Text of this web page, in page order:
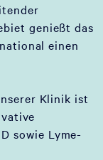
genießt das
einen
Klinik ist
sowie Lyme-